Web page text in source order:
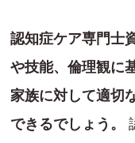
認知症ケア専門士
や技能、倫理観に
家族に対して適切
できるでしょう。